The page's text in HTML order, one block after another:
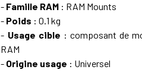
- Famille RAM : RAM Mounts
- Poids : 0.1 kg
- Usage cible : composant de
RAM
- Origine usage : Universel